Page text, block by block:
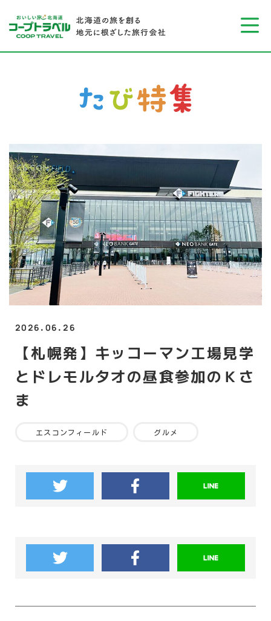
2026.06.26
【札幌発】キッコーマン工場見学
とドレモルタオの昼食参加のＫさ
ま
エスコンフィールド グルメ